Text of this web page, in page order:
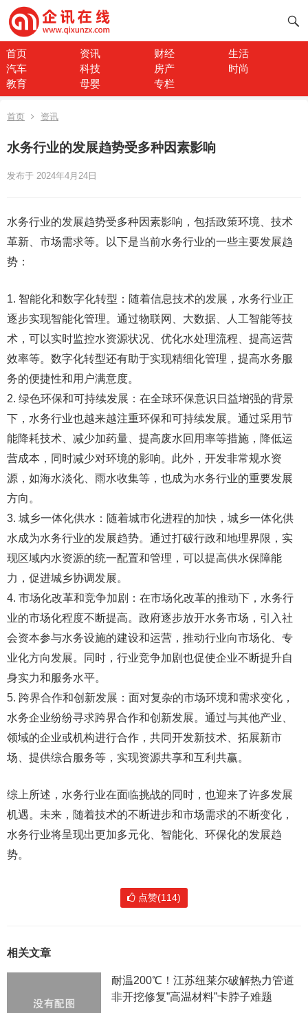
首页 资讯 财经
生活
汽车
科技 房产
时尚
教育
母婴 专栏
首页 资讯
水务行业的发展趋势受多种因素影响
发布于 2024年4月24日
水务行业的发展趋势受多种因素影响，包括政策环境、技术
革新、市场需求等。以下是当前水务行业的一些主要发展趋
势：
1. 智能化和数字化转型：随着信息技术的发展，水务行业正
逐步实现智能化管理。通过物联网、大数据、人工智能等技
术，可以实时监控水资源状况、优化水处理流程、提高运营
效率等。数字化转型还有助于实现精细化管理，提高水务服
务的便捷性和用户满意度。
2. 绿色环保和可持续发展：在全球环保意识日益增强的背景
下，水务行业也越来越注重环保和可持续发展。通过采用节
能降耗技术、减少加药量、提高废水回用率等措施，降低运
营成本，同时减少对环境的影响。此外，开发非常规水资
源，如海水淡化、雨水收集等，也成为水务行业的重要发展
方向。
3. 城乡一体化供水：随着城市化进程的加快，城乡一体化供
水成为水务行业的发展趋势。通过打破行政和地理界限，实
现区域内水资源的统一配置和管理，可以提高供水保障能
力，促进城乡协调发展。
4. 市场化改革和竞争加剧：在市场化改革的推动下，水务行
业的市场化程度不断提高。政府逐步放开水务市场，引入社
会资本参与水务设施的建设和运营，推动行业向市场化、专
业化方向发展。同时，行业竞争加剧也促使企业不断提升自
身实力和服务水平。
5. 跨界合作和创新发展：面对复杂的市场环境和需求变化，
水务企业纷纷寻求跨界合作和创新发展。通过与其他产业、
领域的企业或机构进行合作，共同开发新技术、拓展新市
场、提供综合服务等，实现资源共享和互利共赢。
综上所述，水务行业在面临挑战的同时，也迎来了许多发展
机遇。未来，随着技术的不断进步和市场需求的不断变化，
水务行业将呈现出更加多元化、智能化、环保化的发展趋
势。
点赞(114)
相关文章
耐温200℃！江苏纽莱尔破解热力管道
非开挖修复”高温材料”卡脖子难题